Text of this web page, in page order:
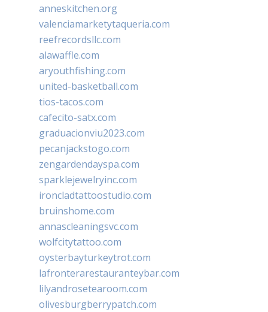
anneskitchen.org
valenciamarketytaqueria.com
reefrecordsllc.com
alawaffle.com
aryouthfishing.com
united-basketball.com
tios-tacos.com
cafecito-satx.com
graduacionviu2023.com
pecanjackstogo.com
zengardendayspa.com
sparklejewelryinc.com
ironcladtattoostudio.com
bruinshome.com
annascleaningsvc.com
wolfcitytattoo.com
oysterbayturkeytrot.com
lafronterarestauranteybar.com
lilyandrosetearoom.com
olivesburgberrypatch.com